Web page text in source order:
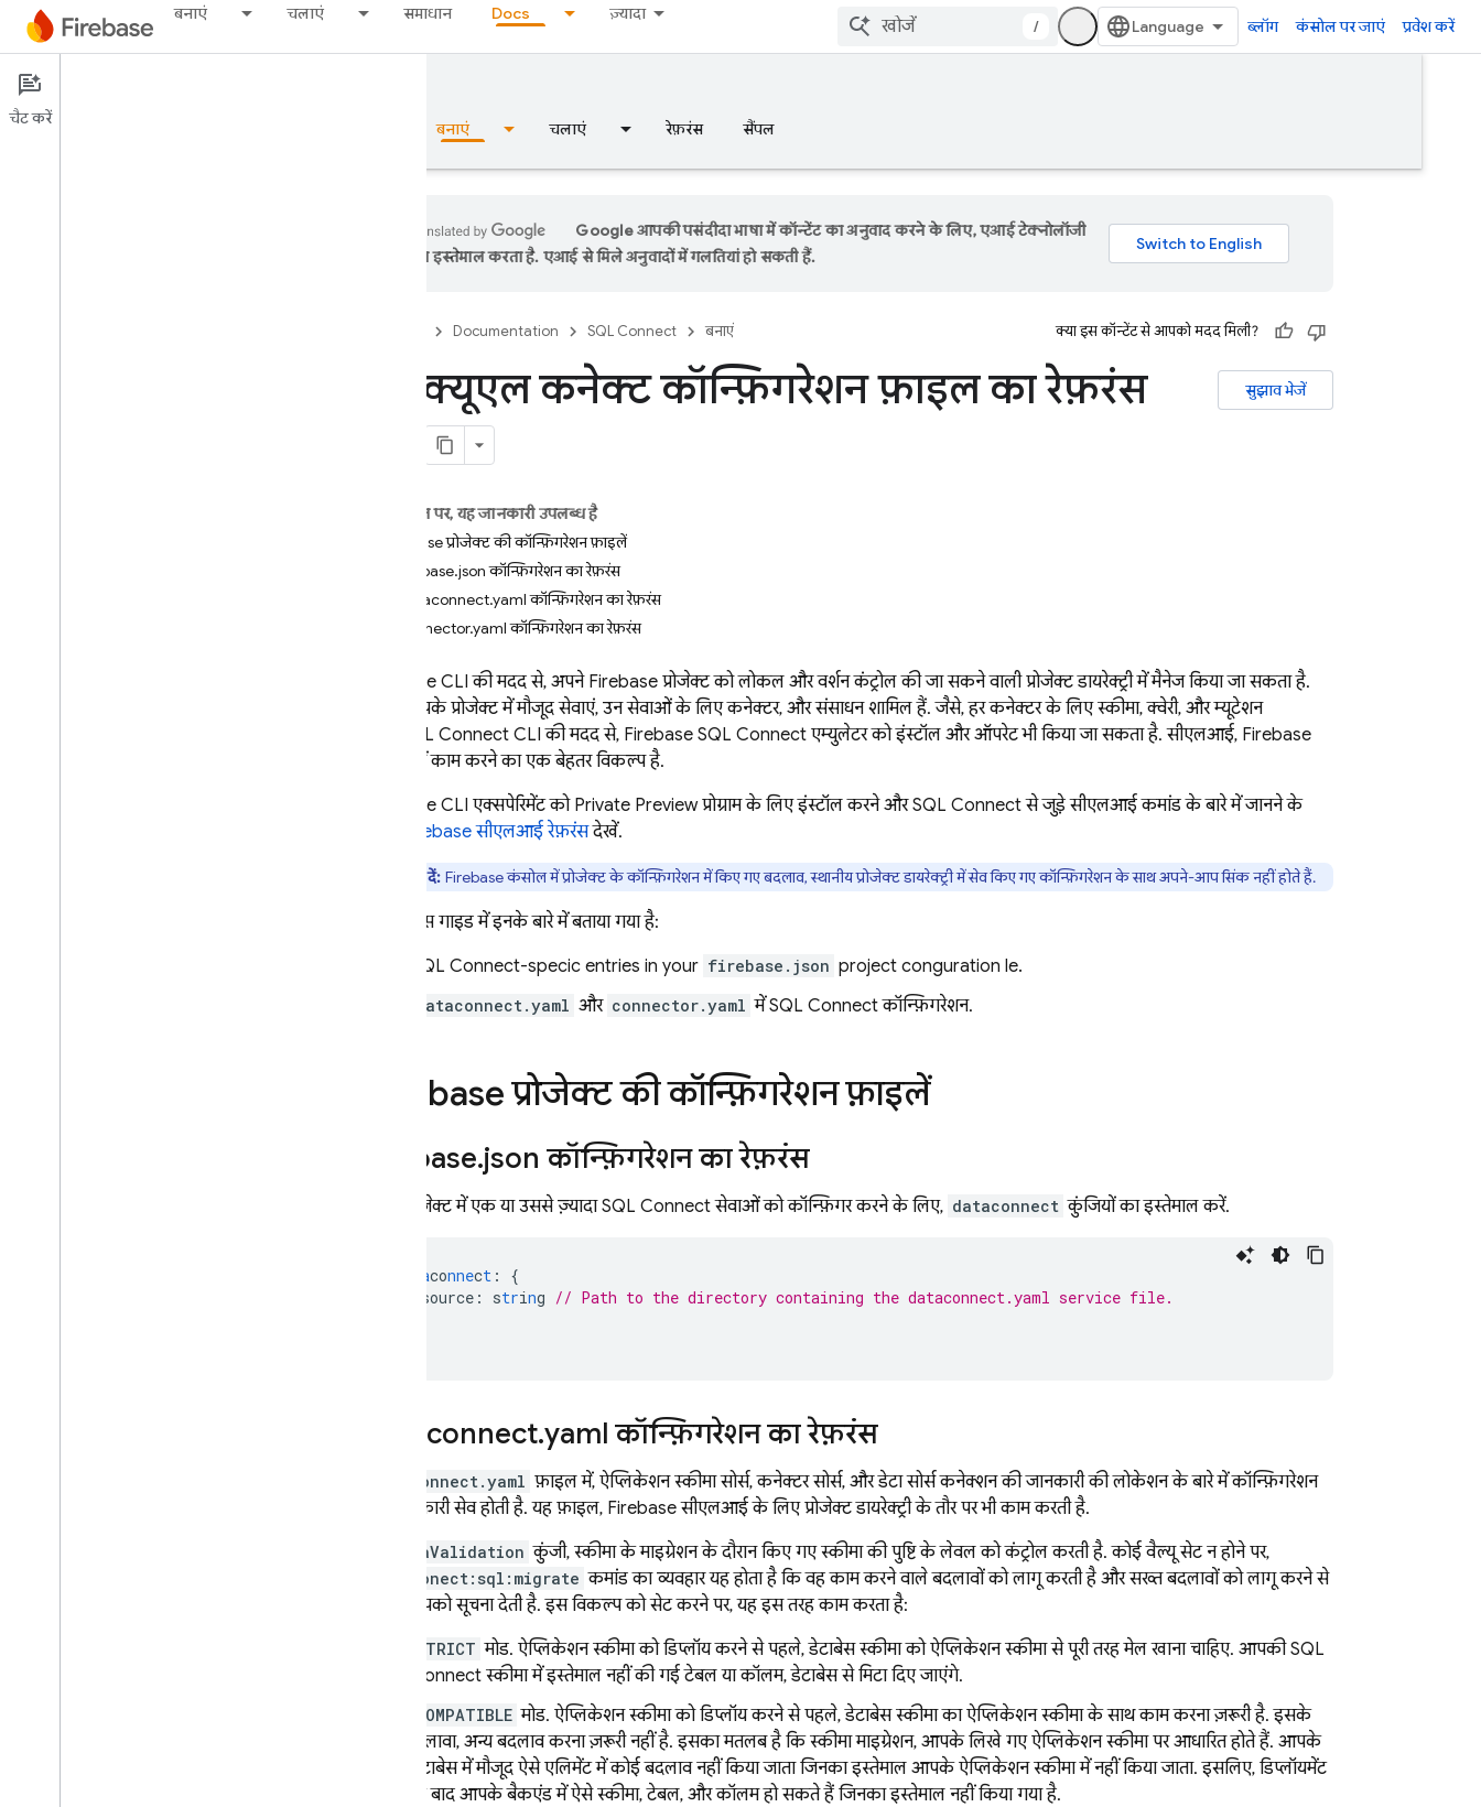
बनाएं चलाएं समाधान Docs ज़्यादा
/ ब्लॉग कंसोल पर जाएं प्रवेश करें
Documentation
खास जानकारी बनाएं चलाएं रेफ़रंस सैंपल
Google आपकी पसंदीदा भाषा में कॉन्टेंट का अनुवाद करने के लिए, एआई टेक्नोलॉजी
का इस्तेमाल करता है. एआई से मिले अनुवादों में गलतियां हो सकती हैं.
Documentation SQL Connect बनाएं क्या इस कॉन्टेंट से आपको मदद मिली?
सुझाव भेजें
एसक्यूएल कनेक्ट कॉन्फ़िगरेशन फ़ाइल का रेफ़रंस
इस पेज पर, यह जानकारी उपलब्ध है
Firebase प्रोजेक्ट की कॉन्फ़िगरेशन फ़ाइलें
firebase.json कॉन्फ़िगरेशन का रेफ़रंस
dataconnect.yaml कॉन्फ़िगरेशन का रेफ़रंस
connector.yaml कॉन्फ़िगरेशन का रेफ़रंस
Firebase CLI की मदद से, अपने Firebase प्रोजेक्ट को लोकल और वर्शन कंट्रोल की जा सकने वाली प्रोजेक्ट डायरेक्ट्री में मैनेज किया जा सकता है.
इसमें आपके प्रोजेक्ट में मौजूद सेवाएं, उन सेवाओं के लिए कनेक्टर, और संसाधन शामिल हैं. जैसे, हर कनेक्टर के लिए स्कीमा, क्वेरी, और म्यूटेशन
SQL Connect CLI की मदद से, Firebase SQL Connect एम्युलेटर को इंस्टॉल और ऑपरेट भी किया जा सकता है. सीएलआई, Firebase
कंसोल में काम करने का एक बेहतर विकल्प है.
Firebase CLI एक्सपेरिमेंट को Private Preview प्रोग्राम के लिए इंस्टॉल करने औरSQL Connectसे जुड़े सीएलआई कमांड के बारे में जानने के
Firebaseसीएलआई रेफ़रंसदेखें.
ध्यान दें: Firebaseकंसोल में प्रोजेक्ट के कॉन्फ़िगरेशन में किए गए बदलाव, स्थानीय प्रोजेक्ट डायरेक्ट्री में सेव किए गए कॉन्फ़िगरेशन के साथ अपने-आप सिंक नहीं होते हैं.
इस रेफ़रंस गाइड में इनके बारे में बताया गया है:
SQL Connect-specific entries in your firebase.json project configuration file.
dataconnect.yaml और connector.yaml मेंSQL Connectकॉन्फ़िगरेशन.
Firebase प्रोजेक्ट की कॉन्फ़िगरेशन फ़ाइलें
firebase.json कॉन्फ़िगरेशन का रेफ़रंस
अपने प्रोजेक्ट में एक या उससे ज़्यादाSQL Connectसेवाओं को कॉन्फ़िगर करने के लिए, dataconnect कुंजियों का इस्तेमाल करें.
taconnect :
{
source : string // Path to the directory containing the dataconnect.yaml service file.
dataconnect.yaml कॉन्फ़िगरेशन का रेफ़रंस
dataconnect.yaml फ़ाइल में, ऐप्लिकेशन स्कीमा सोर्स, कनेक्टर सोर्स, और डेटा सोर्स कनेक्शन की जानकारी की लोकेशन के बारे में कॉन्फ़िगरेशन
की जानकारी सेव होती है. यह फ़ाइल, Firebaseसीएलआई के लिए प्रोजेक्ट डायरेक्ट्री के तौर पर भी काम करती है.
schemaValidation कुंजी, स्कीमा के माइग्रेशन के दौरान किए गए स्कीमा की पुष्टि के लेवल को कंट्रोल करती है. कोई वैल्यू सेट न होने पर,
dataconect:sql:migrate कमांड का व्यवहार यह होता है कि वह काम करने वाले बदलावों को लागू करती है और सख्त बदलावों को लागू करने से
पहले आपको सूचना देती है. इस विकल्प को सेट करने पर, यह इस तरह काम करता है:
STRICT मोड. ऐप्लिकेशन स्कीमा को डिप्लॉय करने से पहले, डेटाबेस स्कीमा को ऐप्लिकेशन स्कीमा से पूरी तरह मेल खाना चाहिए. आपकीSQL
Connect स्कीमा में इस्तेमाल नहीं की गई टेबल या कॉलम, डेटाबेस से मिटा दिए जाएंगे.
COMPATIBLE मोड. ऐप्लिकेशन स्कीमा को डिप्लॉय करने से पहले, डेटाबेस स्कीमा का ऐप्लिकेशन स्कीमा के साथ काम करना ज़रूरी है. इसके
अलावा, अन्य बदलाव करना ज़रूरी नहीं है. इसका मतलब है कि स्कीमा माइग्रेशन, आपके लिखे गए ऐप्लिकेशन स्कीमा पर आधारित होते हैं. आपके
डेटाबेस में मौजूद ऐसे एलिमेंट में कोई बदलाव नहीं किया जाता जिनका इस्तेमाल आपके ऐप्लिकेशन स्कीमा में नहीं किया जाता. इसलिए, डिप्लॉयमेंट
के बाद आपके बैकएंड में ऐसे स्कीमा, टेबल, और कॉलम हो सकते हैं जिनका इस्तेमाल नहीं किया गया है.
चैट करें